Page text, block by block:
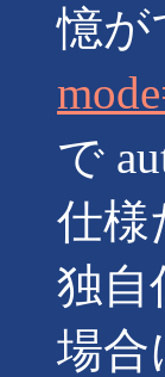
憶が
で
仕様
独自
場合